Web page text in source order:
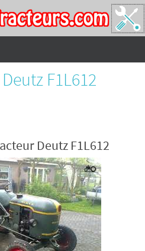
F1L612
Deutz F1L612